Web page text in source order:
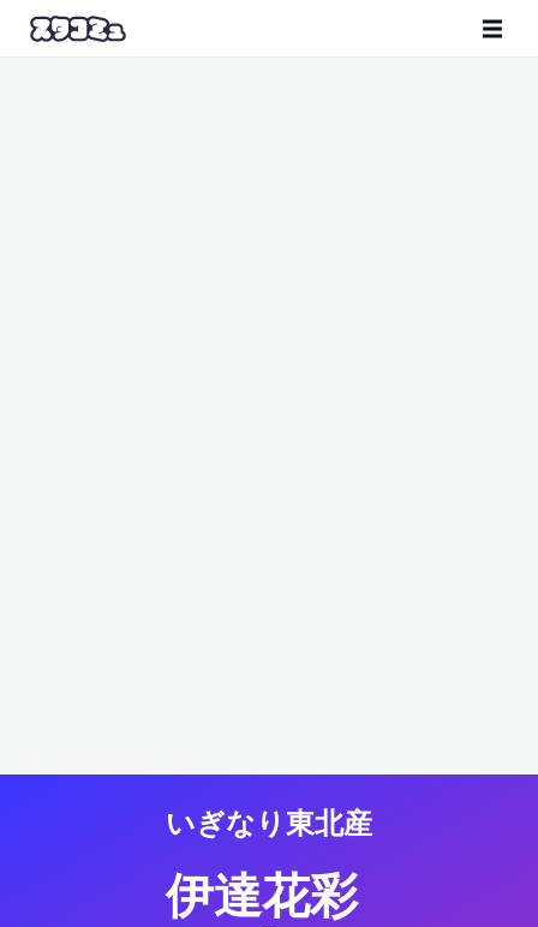
いぎなり東北産
伊達花彩